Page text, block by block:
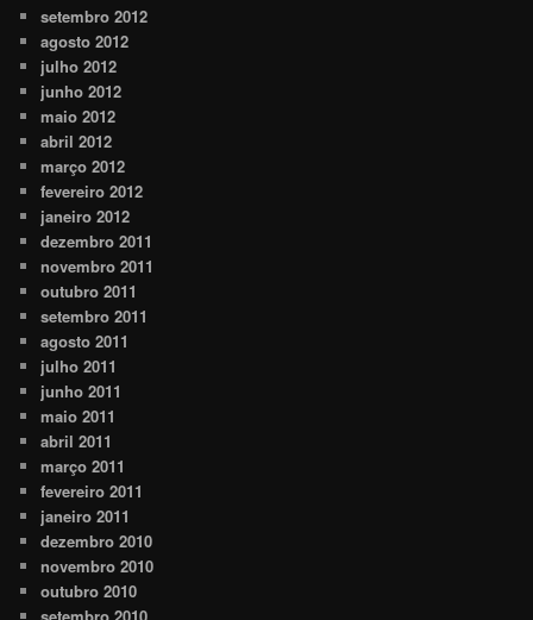
setembro 2012
agosto 2012
julho 2012
junho 2012
maio 2012
abril 2012
março 2012
fevereiro 2012
janeiro 2012
dezembro 2011
novembro 2011
outubro 2011
setembro 2011
agosto 2011
julho 2011
junho 2011
maio 2011
abril 2011
março 2011
fevereiro 2011
janeiro 2011
dezembro 2010
novembro 2010
outubro 2010